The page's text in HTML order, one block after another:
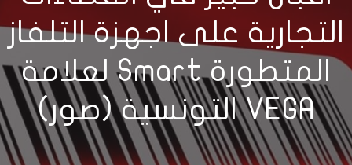
التجارية على اجهزة التلفاز
المتطورة Smart لعلامة
VEGA التونسية (صور)